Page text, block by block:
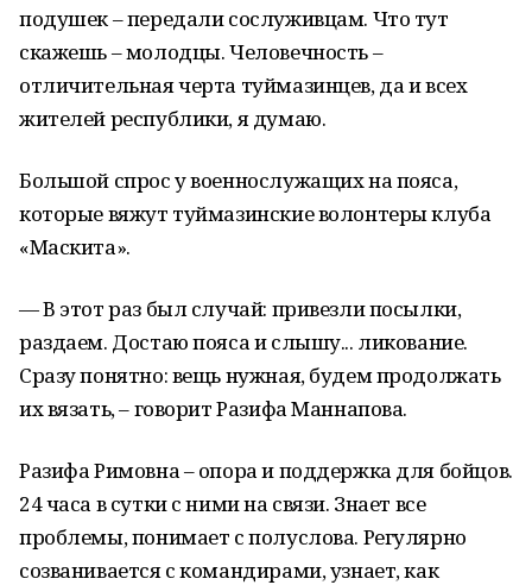
подушек – передали сослуживцам. Что тут
скажешь – молодцы. Человечность –
отличительная черта туймазинцев, да и всех
жителей республики, я думаю.
Большой спрос у военнослужащих на пояса,
которые вяжут туймазинские волонтеры клуба
«Маскита».
— В этот раз был случай: привезли посылки,
раздаем. Достаю пояса и слышу... ликование.
Сразу понятно: вещь нужная, будем продолжать
их вязать, – говорит Разифа Маннапова.
Разифа Римовна – опора и поддержка для бойцов.
24 часа в сутки с ними на связи. Знает все
проблемы, понимает с полуслова. Регулярно
созванивается с командирами, узнает, как